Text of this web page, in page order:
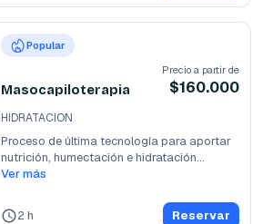
Popular
Masocapiloterapia
Precio a partir de
$160.000
HIDRATACION
Proceso de última tecnología para aportar
nutrición, humectación e hidratación...
Ver más
2 h Reservar